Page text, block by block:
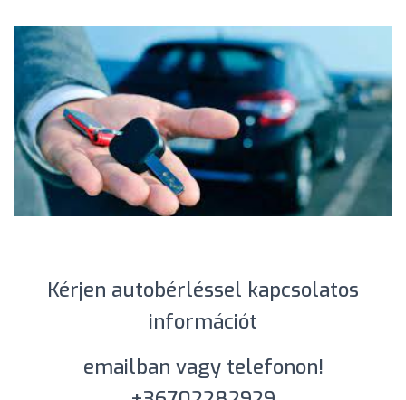
Kérjen autobérléssel kapcsolatos
információt
emailban vagy telefonon!